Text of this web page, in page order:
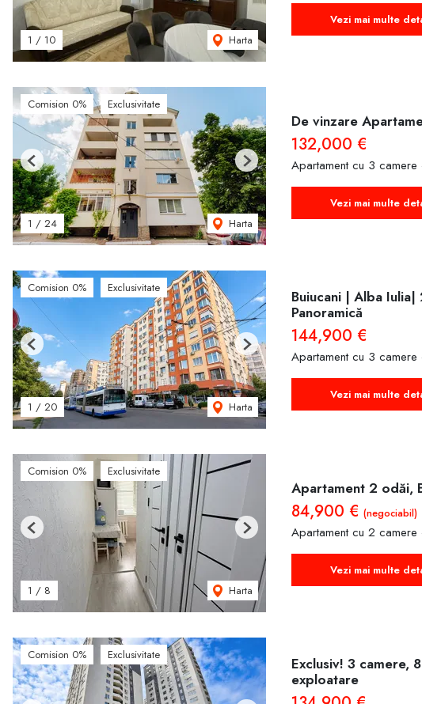
1 / 10 Harta
Vezi mai multe
Comision 0% Exclusivitate
1 / 24 Harta
Previous Next
De vinzare
132,000 €
Apartament cu 3 camere
Vezi mai multe
Comision 0% Exclusivitate
1 / 20 Harta
Previous Next
Buiucani | Alba
Panoramică
144,900 €
Apartament cu 3 camere
Vezi mai multe
Comision 0% Exclusivitate
1 / 8 Harta
Previous Next
Apartament 2 odăi,
84,900 € (negociabil)
Apartament cu 2 camere
Vezi mai multe
Comision 0% Exclusivitate
Exclusiv! 3 camere,
exploatare